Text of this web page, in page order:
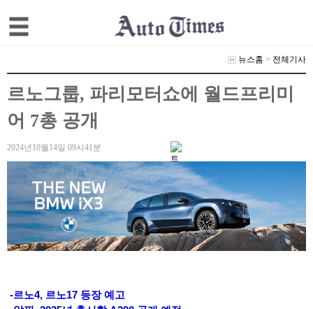
뉴스홈 > 전체기사
르노그룹, 파리모터쇼에 월드프리미
어 7총 공개
2024년10월14일 09시41분
-르노4, 르노17 등장 예고